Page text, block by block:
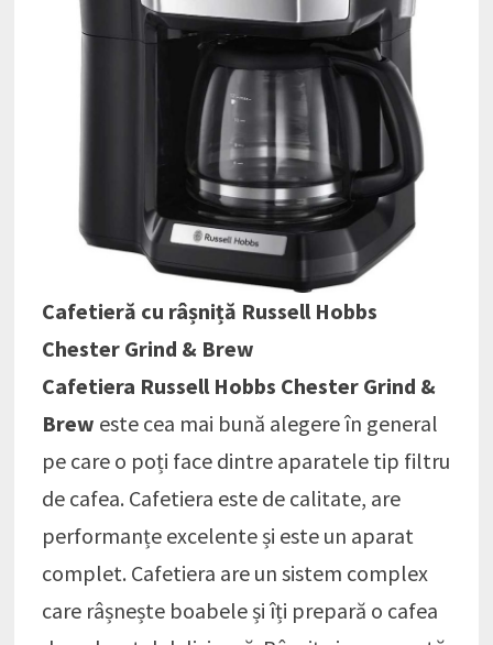
Cafetieră cu râșniță Russell Hobbs
Chester Grind & Brew
Cafetiera Russell Hobbs Chester Grind &
Brew este cea mai bună alegere în general
pe care o poți face dintre aparatele tip filtru
de cafea. Cafetiera este de calitate, are
performanțe excelente și este un aparat
complet. Cafetiera are un sistem complex
care râșnește boabele și îți prepară o cafea